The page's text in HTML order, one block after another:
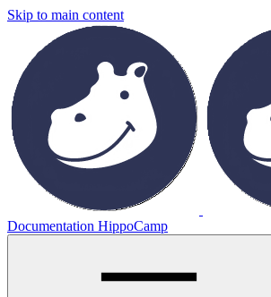
Skip to main content
Documentation HippoCamp